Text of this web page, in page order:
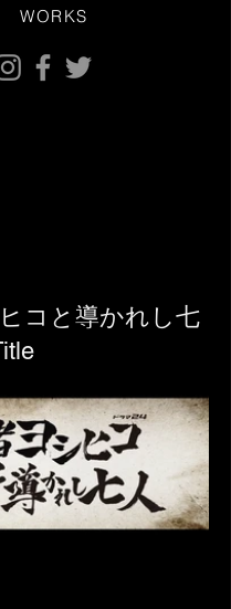
WORKS
コと導かれし七